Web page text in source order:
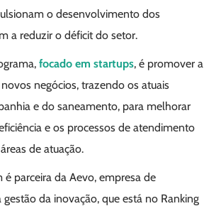
o desenvolvimento dos
a reduzir o déficit do setor.
focado em startups, é promover a
negócios, trazendo os atuais
e do saneamento, para melhorar
e os processos de atendimento
de atuação.
é parceira da Aevo, empresa de
da inovação, que está no Ranking